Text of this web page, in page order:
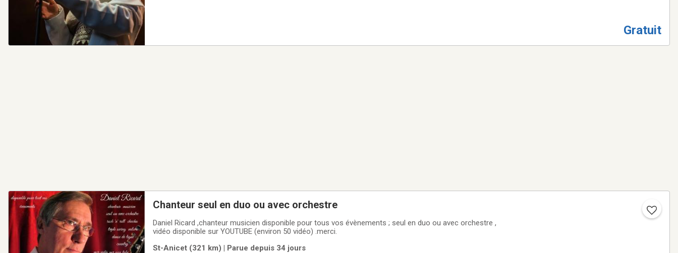
Gratuit
Chanteur seul en duo ou avec orchestre
Daniel Ricard ,chanteur musicien disponible pour tous vos évènements ; seul en duo ou avec orchestre ,
vidéo disponible sur YOUTUBE (environ 50 vidéo) .merci.
St-Anicet (321 km) | Parue depuis 34 jours